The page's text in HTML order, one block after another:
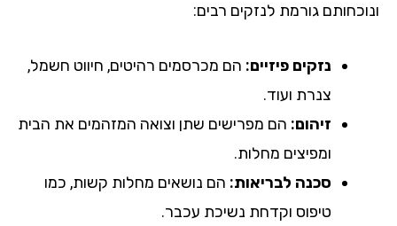
ונוכחותם גורמת לנזקים רבים:
נזקים פיזיים: הם מכרסמים רהיטים, חיווט חשמל,
צנרת ועוד.
זיהום: הם מפרישים שתן וצואה המזהמים את הבית
ומפיצים מחלות.
סכנה לבריאות: הם נושאים מחלות קשות, כמו
טיפוס וקדחת נשיכת עכבר.